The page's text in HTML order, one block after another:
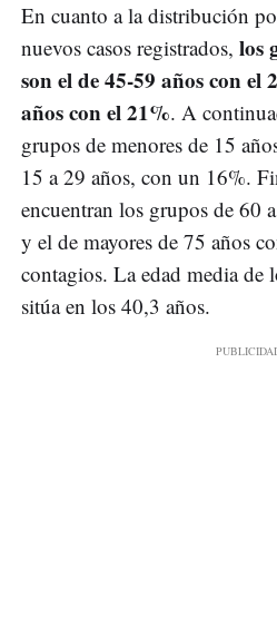
En cuanto a la distribución
nuevos casos registrados, los
son el de 45-59 años con el
años con el 21%. A
grupos de menores de 15
15 a 29 años, con un 16%.
encuentran los grupos de 60
y el de mayores de 75 años
contagios. La edad media de
sitúa en los 40,3 años.